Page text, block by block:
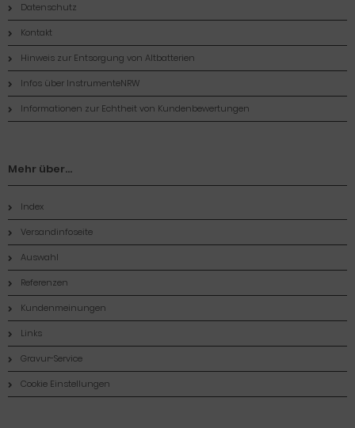
Datenschutz
Kontakt
Hinweis zur Entsorgung von Altbatterien
Infos über InstrumenteNRW
Informationen zur Echtheit von Kundenbewertungen
Mehr über...
Index
Versandinfoseite
Auswahl
Referenzen
Kundenmeinungen
Links
Gravur-Service
Cookie Einstellungen